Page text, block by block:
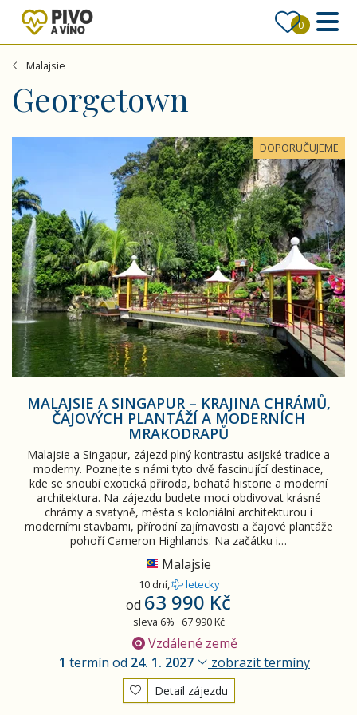
0
Malajsie
Georgetown
DOPORUČUJEME
Malajsie a Singapur – krajina chrámů, čajových plantáží
MALAJSIE A SINGAPUR – KRAJINA CHRÁMŮ,
ČAJOVÝCH PLANTÁŽÍ A MODERNÍCH
MRAKODRAPŮ
Malajsie a Singapur, zájezd plný kontrastu asijské tradice a
moderny. Poznejte s námi tyto dvě fascinující destinace,
kde se snoubí exotická příroda, bohatá historie a moderní
architektura. Na zájezdu budete moci obdivovat krásné
chrámy a svatyně, města s koloniální architekturou i
moderními stavbami, přírodní zajímavosti a čajové plantáže
pohoří Cameron Highlands. Na začátku i…
Malajsie
10 dní, letecky
od 63 990 Kč
sleva 6% 67 990 Kč
Vzdálené země
1 termín od 24. 1. 2027 zobrazit termíny
Detail zájezdu